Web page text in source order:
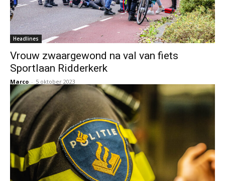
Headlines
Vrouw zwaargewond na val van fiets
Sportlaan Ridderkerk
Marco - 5 oktober 2023